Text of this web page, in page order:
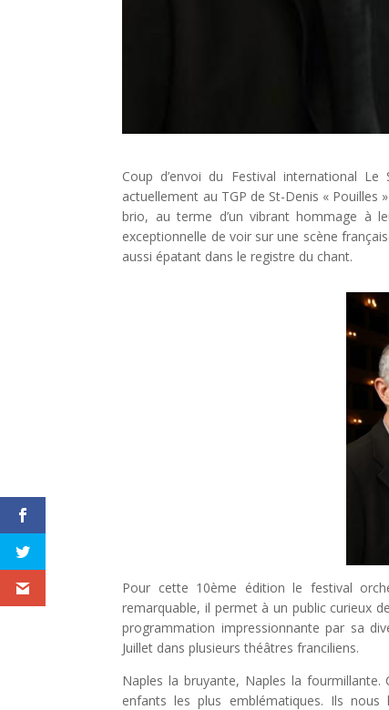
Coup d’envoi du Festival international
actuellement au TGP de St-Denis « Pouilles
brio, au terme d’un vibrant hommage à
exceptionnelle de voir sur une scène
aussi épatant dans le registre du chant.
Pour cette 10ème édition le festival
remarquable, il permet à un public curieux
programmation impressionnante par sa
Juillet dans plusieurs théâtres franciliens.
Naples la bruyante, Naples la
enfants les plus emblématiques. Ils nous